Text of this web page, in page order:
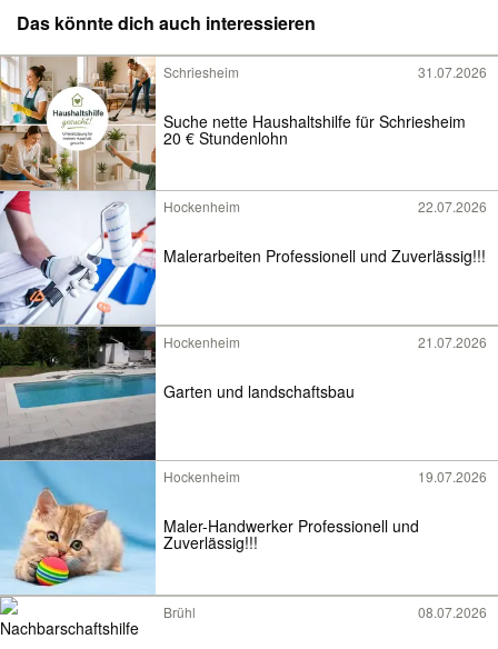
Das könnte dich auch interessieren
Schriesheim 31.07.2026
Suche nette Haushaltshilfe für Schriesheim
20 € Stundenlohn
Hockenheim 22.07.2026
Malerarbeiten Professionell und Zuverlässig!!!
Hockenheim 21.07.2026
Garten und landschaftsbau
Hockenheim 19.07.2026
Maler-Handwerker Professionell und
Zuverlässig!!!
Brühl 08.07.2026